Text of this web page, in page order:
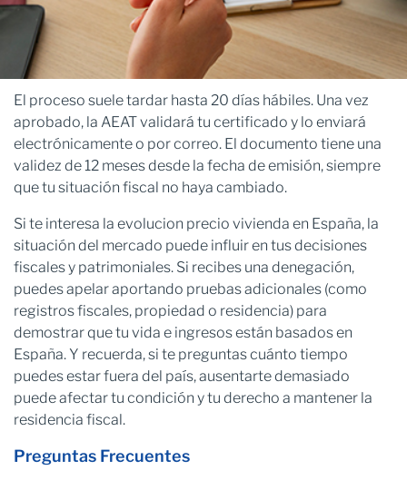
El proceso suele tardar hasta 20 días hábiles. Una vez
aprobado, la AEAT validará tu certificado y lo enviará
electrónicamente o por correo. El documento tiene una
validez de 12 meses desde la fecha de emisión, siempre
que tu situación fiscal no haya cambiado.
Si te interesa la evolucion precio vivienda en España, la
situación del mercado puede influir en tus decisiones
fiscales y patrimoniales. Si recibes una denegación,
puedes apelar aportando pruebas adicionales (como
registros fiscales, propiedad o residencia) para
demostrar que tu vida e ingresos están basados en
España. Y recuerda, si te preguntas cuánto tiempo
puedes estar fuera del país, ausentarte demasiado
puede afectar tu condición y tu derecho a mantener la
residencia fiscal.
Preguntas Frecuentes